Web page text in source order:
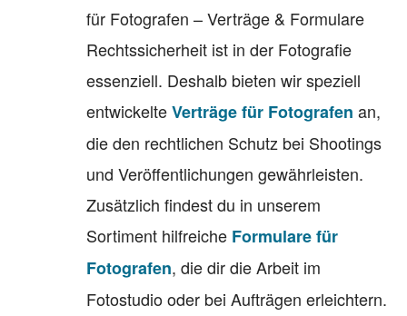
für Fotografen – Verträge & Formulare
Rechtssicherheit ist in der Fotografie
essenziell. Deshalb bieten wir speziell
entwickelteVerträge für Fotografen an,
die den rechtlichen Schutz bei Shootings
und Veröffentlichungen gewährleisten.
Zusätzlich findest du in unserem
Sortiment hilfreiche Formulare für
Fotografen, die dir die Arbeit im
Fotostudio oder bei Aufträgen erleichtern.